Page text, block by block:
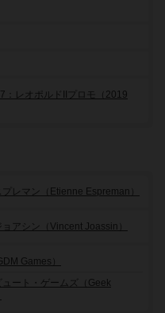
：レオポルドIIプロモ（2019
レマン（Etienne Espreman）
ョアシン（Vincent Joassin）
Games）
ート・ゲームズ（Geek